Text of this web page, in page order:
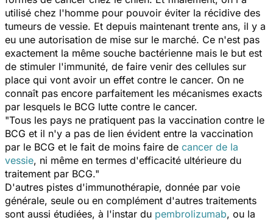
utilisé chez l'homme pour pouvoir éviter la récidive des
tumeurs de vessie. Et depuis maintenant trente ans, il y a
eu une autorisation de mise sur le marché. Ce n'est pas
exactement la même souche bactérienne mais le but est
de stimuler l'immunité, de faire venir des cellules sur
place qui vont avoir un effet contre le cancer. On ne
connaît pas encore parfaitement les mécanismes exacts
par lesquels le BCG lutte contre le cancer.
"Tous les pays ne pratiquent pas la vaccination contre le
BCG et il n'y a pas de lien évident entre la vaccination
par le BCG et le fait de moins faire de cancer de la
vessie, ni même en termes d'efficacité ultérieure du
traitement par BCG."
D'autres pistes d'immunothérapie, donnée par voie
générale, seule ou en complément d'autres traitements
sont aussi étudiées, à l'instar du pembrolizumab, ou la